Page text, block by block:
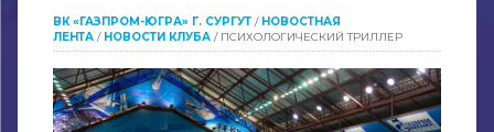
ВК «ГАЗПРОМ-ЮГРА» Г. СУРГУТ / НОВОСТНАЯ
ЛЕНТА / НОВОСТИ КЛУБА / ПСИХОЛОГИЧЕСКИЙ ТРИЛЛЕР